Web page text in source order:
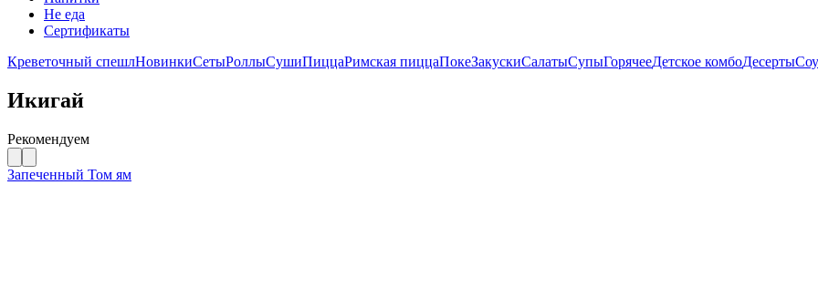
Не еда
Сертификаты
Креветочный спешлНовинкиСетыРоллыСушиПиццаРимская пиццаПокеЗакускиСалатыСупыГорячееДетское комбоДесерты
Икигай
Рекомендуем
Запеченный Том ям